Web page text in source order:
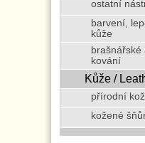
ostatní
barvení,
kůže
brašnářské
kování
Kůže /
přírodní
kožené